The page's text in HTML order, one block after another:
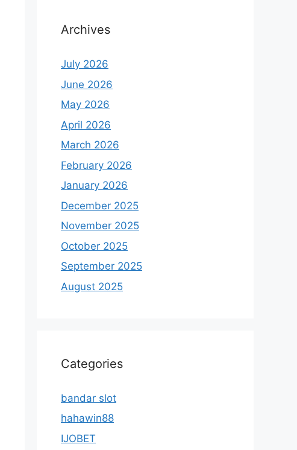
Archives
July 2026
June 2026
May 2026
April 2026
March 2026
February 2026
January 2026
December 2025
November 2025
October 2025
September 2025
August 2025
Categories
bandar slot
hahawin88
IJOBET